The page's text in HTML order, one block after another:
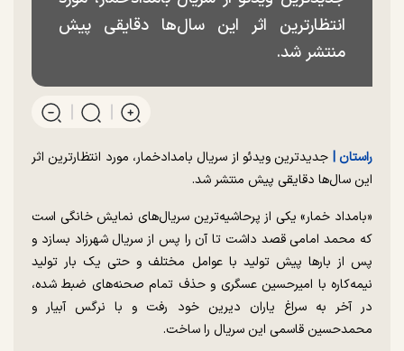
انتظارترین اثر این سال‌ها دقایقى پیش
منتشر شد.
راستان |‌ جدیدترین ویدئو از سریال بامدادخمار، مورد انتظارترین اثر
این سال‌ها دقایقى پیش منتشر شد.
«بامداد خمار» یکى از پرحاشیه‌ترین سریال‌های نمایش خانگی است
که محمد امامی قصد داشت تا آن را پس از سریال شهرزاد بسازد و
پس از بارها پیش تولید با عوامل مختلف و حتی یک بار تولید
نیمه‌کاره با امیرحسین عسگری و حذف تمام صحنه‌های ضبط شده،
در آخر به سراغ یاران دیرین خود رفت و با نرگس آبیار و
محمدحسین قاسمی این سریال را ساخت.